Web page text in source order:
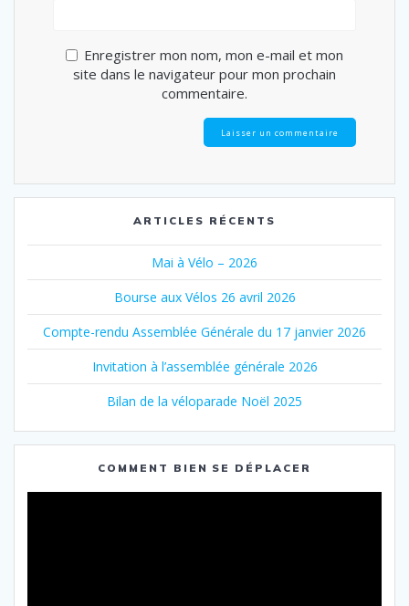
Enregistrer mon nom, mon e-mail et mon
site dans le navigateur pour mon prochain
commentaire.
ARTICLES RÉCENTS
Mai à Vélo – 2026
Bourse aux Vélos 26 avril 2026
Compte-rendu Assemblée Générale du 17 janvier 2026
Invitation à l’assemblée générale 2026
Bilan de la véloparade Noël 2025
COMMENT BIEN SE DÉPLACER